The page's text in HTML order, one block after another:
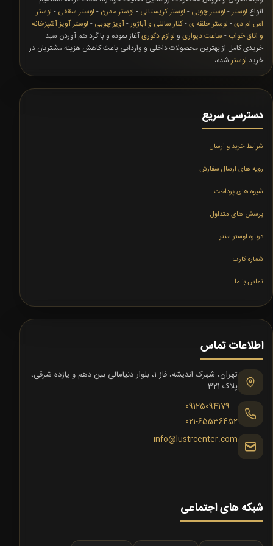
انواع لوستر - لوستر چوبی - لوستر کریستالی - لوستر مدرن - لوستر سقفی - لوستر
اس ام دی- لوستر حلقه ی-کنار سالنی و آباژور-آویز چوبی - لوستر آویز آشپزخانه
و اتاق خواب - ساعت دیواری و لوازم دکوریآغاز نموده و با گرد هم آوردن سبد
خریدی کامل از بهترین محصولات داخلی و وارداتی باعث کاهش هزینه مشتریان در
خرید لوستر شده،
دسترسی سریع
شرایط خرید و ارسال
رویه های ارسال سفارش
شیوه های پرداخت
پرسش های متداول
درباره لوستر سنتر
شماره کارت
تماس با ما
اطلاعات تماس
تهران، شهرک اندیشه، فاز 1، بلوار دنیامالی بین دهم و یازده شرقی،
پلاک 321
09125094179
021-65536452
info@lustrcenter.com
شبکه های اجتماعی